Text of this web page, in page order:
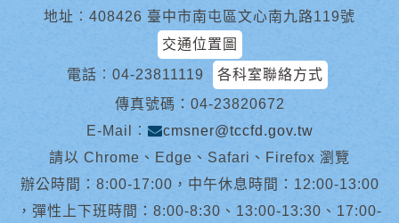
地址︰408426 臺中市南屯區文心南九路119號
交通位置圖
電話︰ 04-23811119
各科室聯絡方式
傳真號碼：04-23820672
E-Mail︰
cmsner@tccfd.gov.tw
請以 Chrome、Edge、Safari、Firefox 瀏覽
辦公時間：8:00-17:00，中午休息時間：12:00-13:00
，彈性上下班時間：8:00-8:30、13:00-13:30、17:00-